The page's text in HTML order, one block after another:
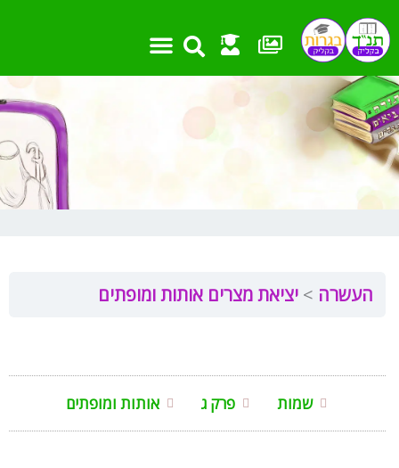
לתוכן
העשרה יציאת מצרים אותות ומופתים
שמות פרק ג אותות ומופתים